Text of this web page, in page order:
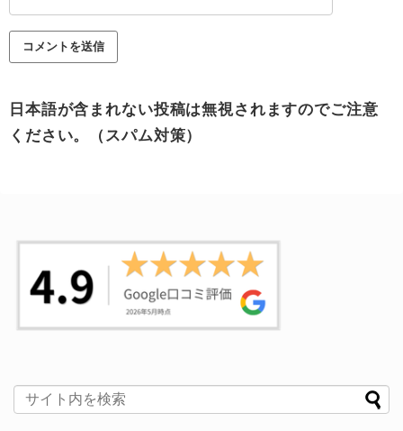
日本語が含まれない投稿は無視されますのでご注意
ください。（スパム対策）